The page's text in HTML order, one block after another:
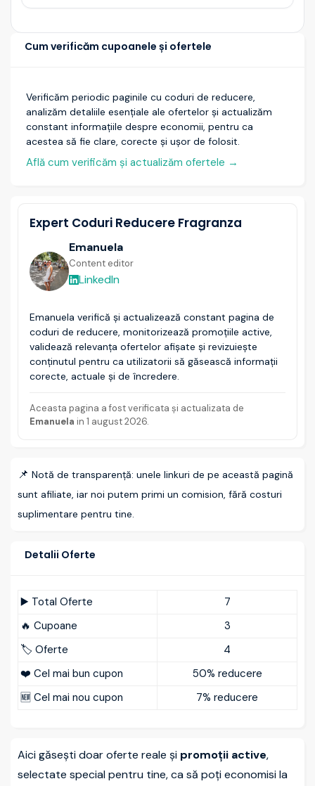
Cum verificăm cupoanele și ofertele
Verificăm periodic paginile cu coduri de reducere,
analizăm detaliile esențiale ale ofertelor și actualizăm
constant informațiile despre economii, pentru ca
acestea să fie clare, corecte și ușor de folosit.
Află cum verificăm și actualizăm ofertele →
Expert Coduri Reducere Fragranza
Emanuela
Content editor
LinkedIn
Emanuela verifică și actualizează constant pagina de
coduri de reducere, monitorizează promoțiile active,
validează relevanța ofertelor afișate și revizuiește
conținutul pentru ca utilizatorii să găsească informații
corecte, actuale și de încredere.
Aceasta pagina a fost verificata și actualizata de
Emanuela in 1 august 2026.
📌 Notă de transparență: unele linkuri de pe această pagină
sunt afiliate, iar noi putem primi un comision, fără costuri
suplimentare pentru tine.
Detalii Oferte
▶️ Total Oferte
7
🔥 Cupoane
3
🏷️ Oferte
4
❤️ Cel mai bun cupon
50% reducere
🆕 Cel mai nou cupon
7% reducere
Aici găsești doar oferte reale și promoții active,
selectate special pentru tine, ca să poți economisi la